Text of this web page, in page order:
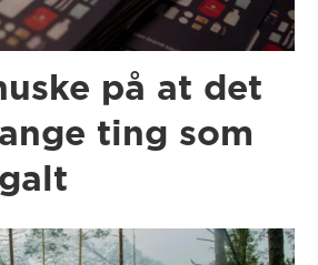
på at det
ting som